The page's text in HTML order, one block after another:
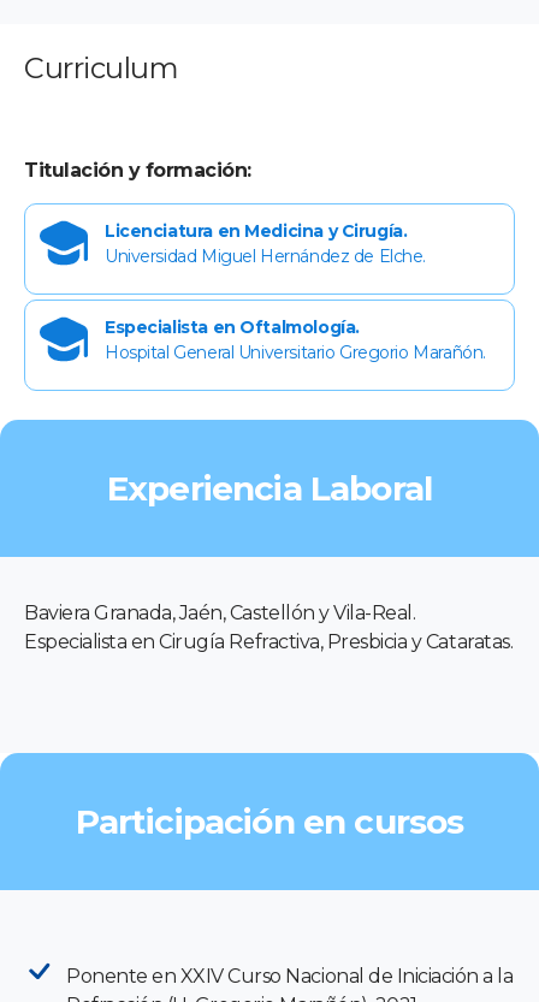
Curriculum
Titulación y formación:
Licenciatura en Medicina y Cirugía.
Universidad Miguel Hernández de Elche.
Especialista en Oftalmología.
Hospital General Universitario Gregorio Marañón.
Experiencia Laboral
Baviera Granada, Jaén, Castellón y Vila-Real.
Especialista en Cirugía Refractiva, Presbicia y Cataratas.
Participación en cursos
Ponente en XXIV Curso Nacional de Iniciación a la